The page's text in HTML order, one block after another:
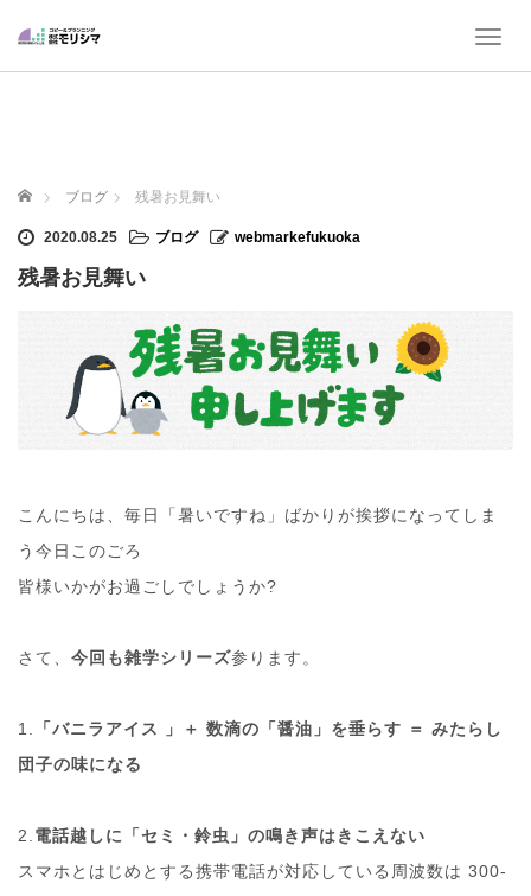
T
ホーム ブログ 残暑お見舞い
2020.08.25 ブログ webmarkefukuoka
残暑お見舞い
こんにちは、毎日「暑いですね」ばかりが挨拶になってしま
う今日このごろ
皆様いかがお過ごしでしょうか?
さて、 今回も雑学シリーズ参ります。
1.
「バニラアイス 」＋ 数滴の「醤油」を垂らす ＝ みたらし
団子の味になる
2. 電話越しに「セミ・鈴虫」の鳴き声はきこえない
スマホとはじめとする携帯電話が対応している周波数は 300-